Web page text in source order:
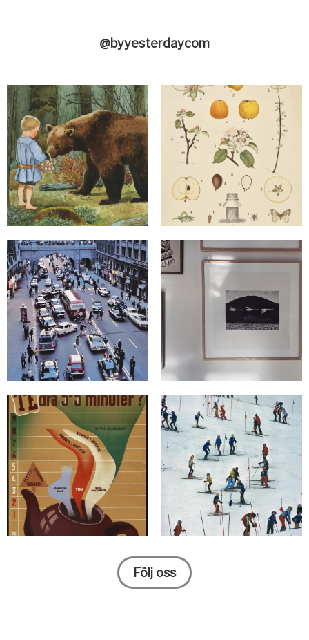
@byyesterdaycom
Följ oss